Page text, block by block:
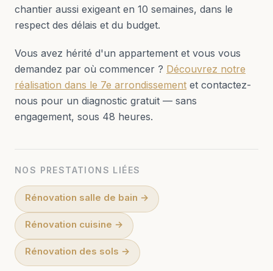
chantier aussi exigeant en 10 semaines, dans le
respect des délais et du budget.
Vous avez hérité d'un appartement et vous vous
demandez par où commencer ? Découvrez notre
réalisation dans le 7e arrondissement et contactez-
nous pour un diagnostic gratuit — sans
engagement, sous 48 heures.
NOS PRESTATIONS LIÉES
Rénovation salle de bain →
Rénovation cuisine →
Rénovation des sols →